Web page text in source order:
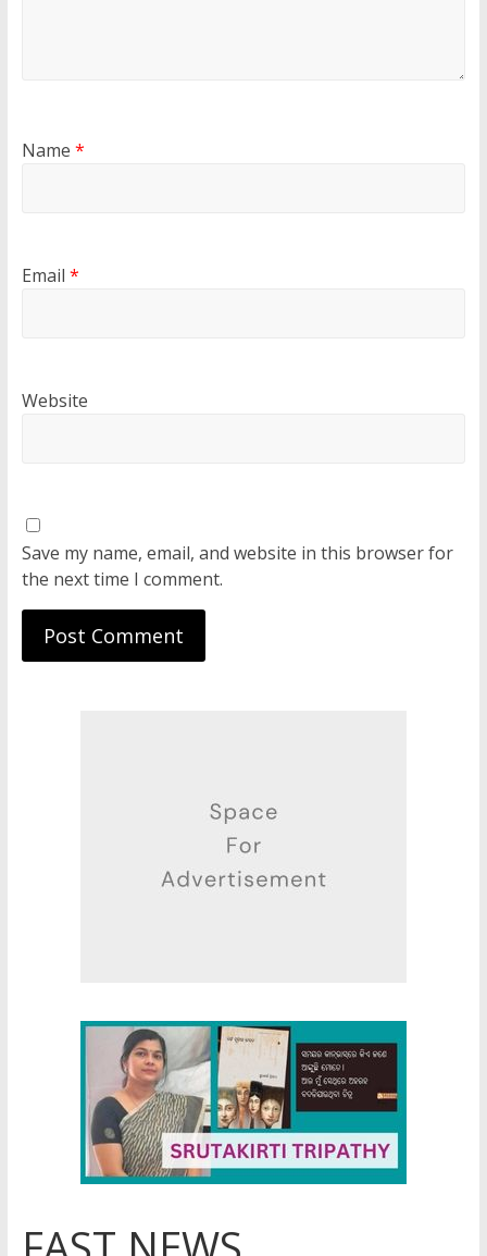
Name *
Email *
Website
Save my name, email, and website in this browser for
the next time I comment.